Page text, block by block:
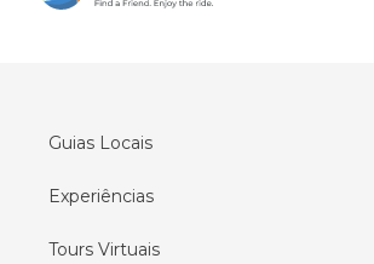
Guias Locais
Experiências
Tours Virtuais